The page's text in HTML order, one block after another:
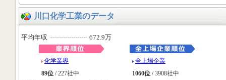
川口化学工業のデータ
平均年収 672.9万
化学業界
89位 / 227社中
全上場企業
1060位 / 3908社中